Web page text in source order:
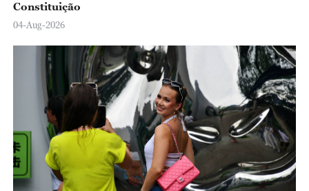
Constituição
04-Aug-2026